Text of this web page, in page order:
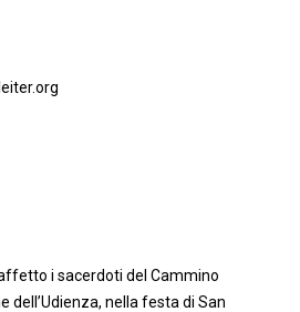
i sacerdoti del Cammino
dell’Udienza, nella festa di San